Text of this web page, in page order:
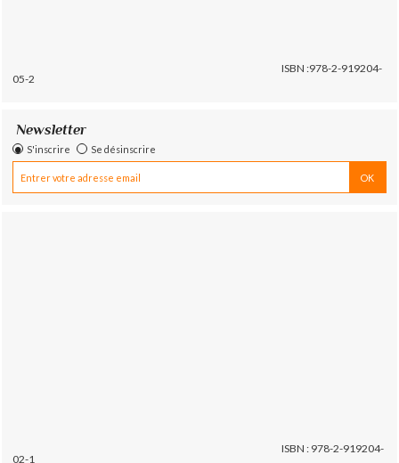
ISBN :978-2-919204-
05-2
Newsletter
S'inscrire Se désinscrire
ISBN : 978-2-919204-
02-1